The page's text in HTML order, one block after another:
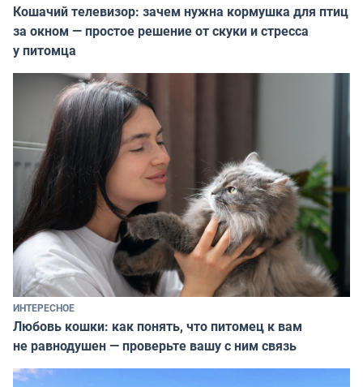
Кошачий телевизор: зачем нужна кормушка для птиц
за окном — простое решение от скуки и стресса
у питомца
ИНТЕРЕСНОЕ
Любовь кошки: как понять, что питомец к вам
не равнодушен — проверьте вашу с ним связь